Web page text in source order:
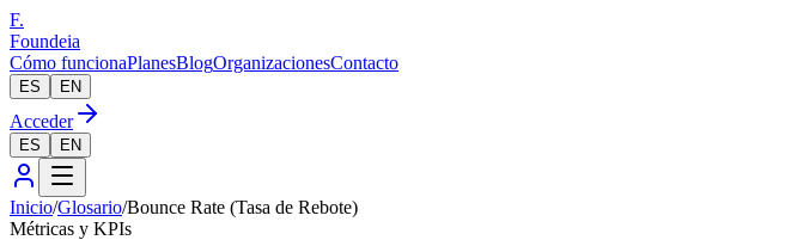
F.
Foundeia
Cómo funcionaPlanesBlogOrganizacionesContacto
ES EN
Acceder
ES EN
Inicio/Glosario/Bounce Rate (Tasa de Rebote)
Métricas y KPIs